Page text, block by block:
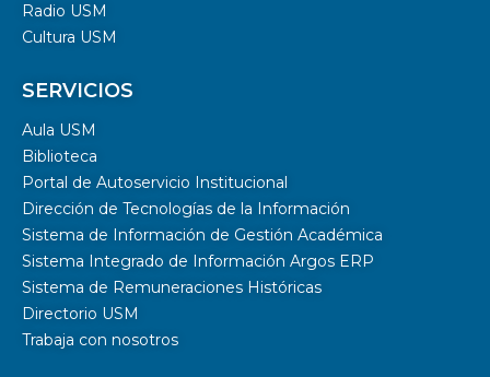
Radio USM
Cultura USM
SERVICIOS
Aula USM
Biblioteca
Portal de Autoservicio Institucional
Dirección de Tecnologías de la Información
Sistema de Información de Gestión Académica
Sistema Integrado de Información Argos ERP
Sistema de Remuneraciones Históricas
Directorio USM
Trabaja con nosotros